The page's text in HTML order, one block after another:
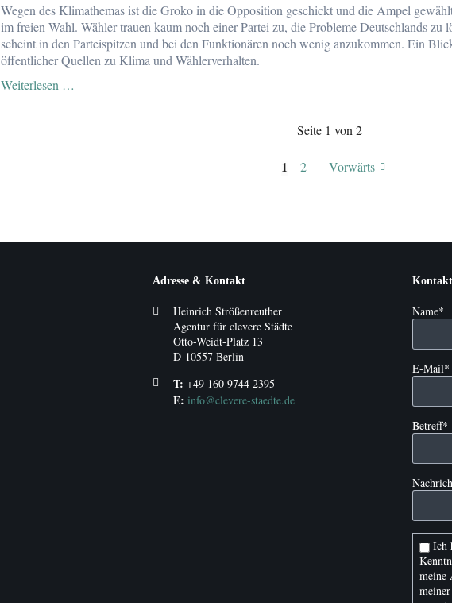
BerlinWahl
2023:
kein
ausreichender
Wegen des Klimathemas ist die Groko in die Opposition geschickt und die Ampel
im freien Wahl. Wähler trauen kaum noch einer Partei zu, die Probleme Deutschlands
scheint in den Parteispitzen und bei den Funktionären noch wenig anzukommen. Ein
öffentlicher Quellen zu Klima und Wählerverhalten.
Weiterlesen …
Seite 1 von 2
1 2 Vorwärts
Adresse & Kontakt
Heinrich Strößenreuther
Agentur für clevere Städte
Otto-Weidt-Platz 13
D-10557 Berlin
T: +49 160 9744 2395
E: info@clevere-staedte.de
Kontakt
Pflichtfeld
Name*
Pflichtfeld
E-Mail*
Pflichtfeld
Betreff*
Ich
meine